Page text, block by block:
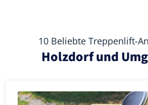
10 Beliebte Treppenlift-
Holzdorf und